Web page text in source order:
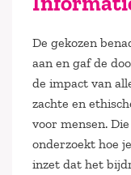
De gekozen
aan en gaf de
de impact van
zachte en
voor mensen.
onderzoekt hoe
inzet dat het